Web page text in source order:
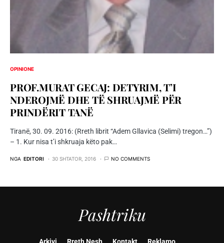
OPINIONE
PROF.MURAT GECAJ: DETYRIM, T’I
NDEROJMË DHE TË SHRUAJMË PËR
PRINDËRIT TANË
Tiranë, 30. 09. 2016: (Rreth librit “Adem Gllavica (Selimi) tregon…”)
– 1. Kur nisa t’i shkruaja këto pak…
NGA EDITORI 30 SHTATOR, 2016 NO COMMENTS
Pashtriku